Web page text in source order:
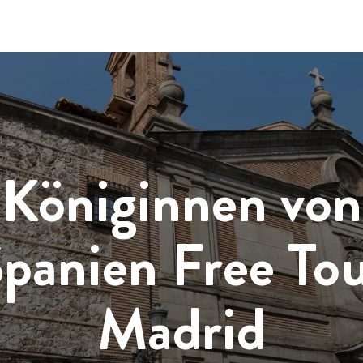
Königinnen von
Free
Madrid